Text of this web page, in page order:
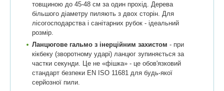
товщиною до 45-48 см за один прохід. Дерева
більшого діаметру пиляють з двох сторін. Для
лісогосподарства і санітарних рубок - ідеальний
розмір.
Ланцюгове гальмо з інерційним захистом - при
кікбеку (зворотному ударі) ланцюг зупиняється за
частки секунди. Це не «фішка» - це обов'язковий
стандарт безпеки EN ISO 11681 для будь-якої
серйозної пили.